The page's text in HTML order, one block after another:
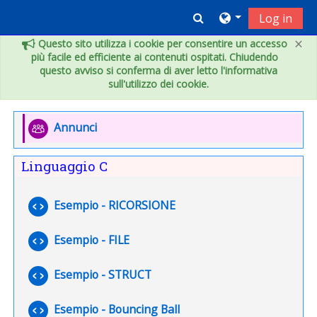
×
Questo sito utilizza i cookie per consentire un accesso
più facile ed efficiente ai contenuti ospitati. Chiudendo
questo avviso si conferma di aver letto l'informativa
sull'utilizzo dei cookie.
Toggle search
Log in
Indice degli argomenti
Introduzione
Annunci
Forum
Linguaggio C
Esempio - RICORSIONE
File
Esempio - FILE
Esempio - STRUCT
File
Esempio - Bouncing Ball
File